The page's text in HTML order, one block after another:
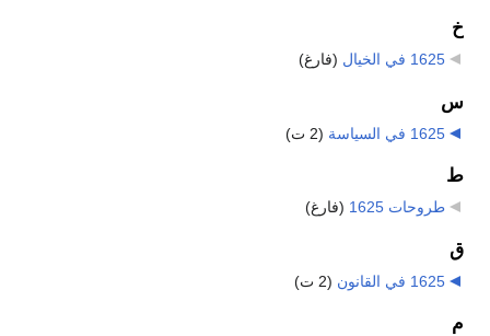
خ
1625 في الخيال (فارغ)
س
1625 في السياسة (2 ت)
ط
طروحات 1625 (فارغ)
ق
1625 في القانون (2 ت)
م